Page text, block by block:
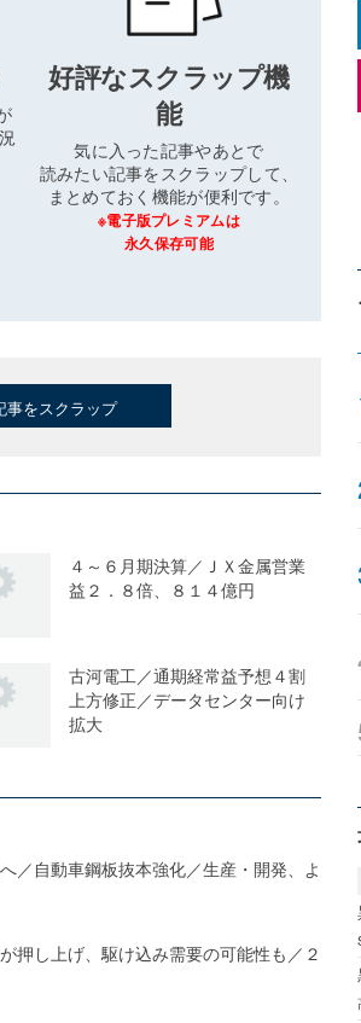
好評なスクラップ機
能
気に入った記事やあとで
読みたい記事をスクラップして、
まとめておく機能が便利です。
※電子版プレミアムは
永久保存可能
事をスクラップ
４～６月期決算／ＪＸ金属営業
益２．８倍、８１４億円
古河電工／通期経常益予想４割
上方修正／データセンター向け
拡大
／自動車鋼板抜本強化／生産・開発、よ
押し上げ、駆け込み需要の可能性も／２